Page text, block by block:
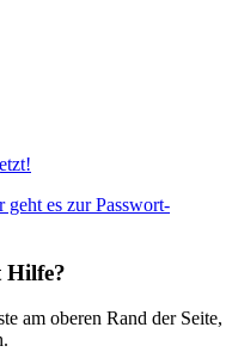
geht es zur Passwort-
Hilfe?
am oberen Rand der Seite,